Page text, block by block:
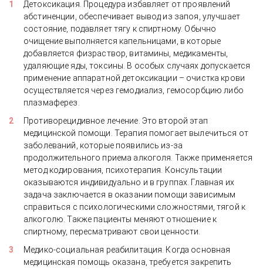
Детоксикация. Процедура избавляет от проявлений
абстиненции, обеспечивает вывод из запоя, улучшает
состояние, подавляет тягу к спиртному. Обычно
очищение выполняется капельницами, в которые
добавляется физраствор, витамины, медикаменты,
удаляющие яды, токсины. В особых случаях допускается
применение аппаратной детоксикации – очистка крови
осуществляется через гемодиализ, гемосорбцию либо
плазмаферез.
Противорецидивное лечение. Это второй этап
медицинской помощи. Терапия помогает вылечиться от
заболеваний, которые появились из-за
продолжительного приема алкоголя. Также применяется
метод кодирования, психотерапия. Консультации
оказываются индивидуально и в группах. Главная их
задача заключается в оказании помощи зависимым
справиться с психологическими сложностями, тягой к
алкоголю. Также пациенты меняют отношение к
спиртному, пересматривают свои ценности.
Медико-социальная реабилитация. Когда основная
медицинская помощь оказана, требуется закрепить